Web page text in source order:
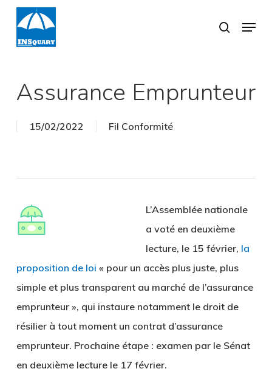
Skip
main
search
Menu
Assurance Emprunteur
15/02/2022 Fil Conformité
L’Assemblée nationale
a voté en deuxième
lecture, le 15 février, la
proposition de loi « pour un accès plus juste, plus
simple et plus transparent au marché de l’assurance
emprunteur », qui instaure notamment le droit de
résilier à tout moment un contrat d’assurance
emprunteur. Prochaine étape : examen par le Sénat
en deuxième lecture le 17 février.